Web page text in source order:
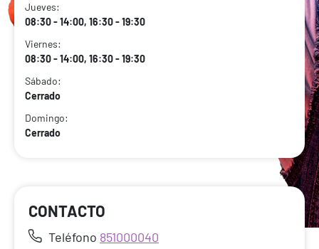
Jueves:
08:30 - 14:00, 16:30 - 19:30
Viernes:
08:30 - 14:00, 16:30 - 19:30
Sábado:
Cerrado
Domingo:
Cerrado
CONTACTO
Teléfono 851000040